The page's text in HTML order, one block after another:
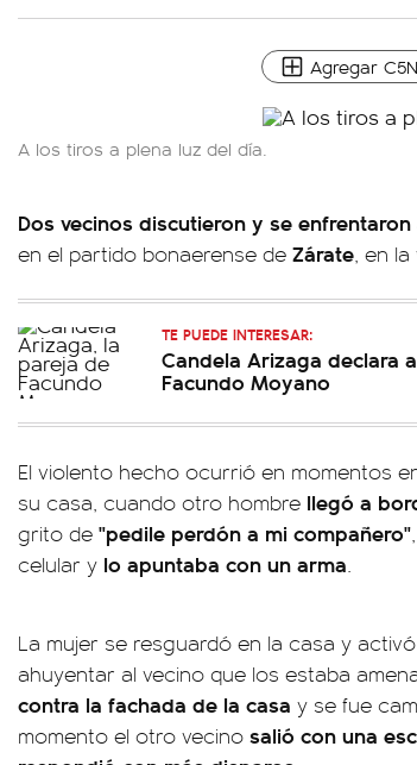
Agregar
A los tiros a plena luz del día.
Dos vecinos discutieron y se
en el partido bonaerense de Zárate, en
TE PUEDE INTERESAR:
Candela Arizaga declara
Facundo Moyano
El violento hecho ocurrió en momentos
su casa, cuando otro hombre llegó a
grito de "pedile perdón a mi compañero"
celular y lo apuntaba con un arma.
La mujer se resguardó en la casa y
ahuyentar al vecino que los estaba
contra la fachada de la casa y se fue
momento el otro vecino salió con una